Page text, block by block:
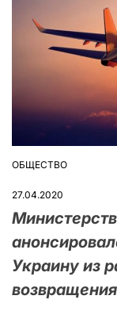
ОПУБЛІКУВАТИ
ОБЩЕСТВО
27.04.2020
Украину из